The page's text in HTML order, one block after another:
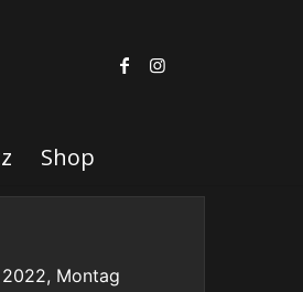
Shop
Montag